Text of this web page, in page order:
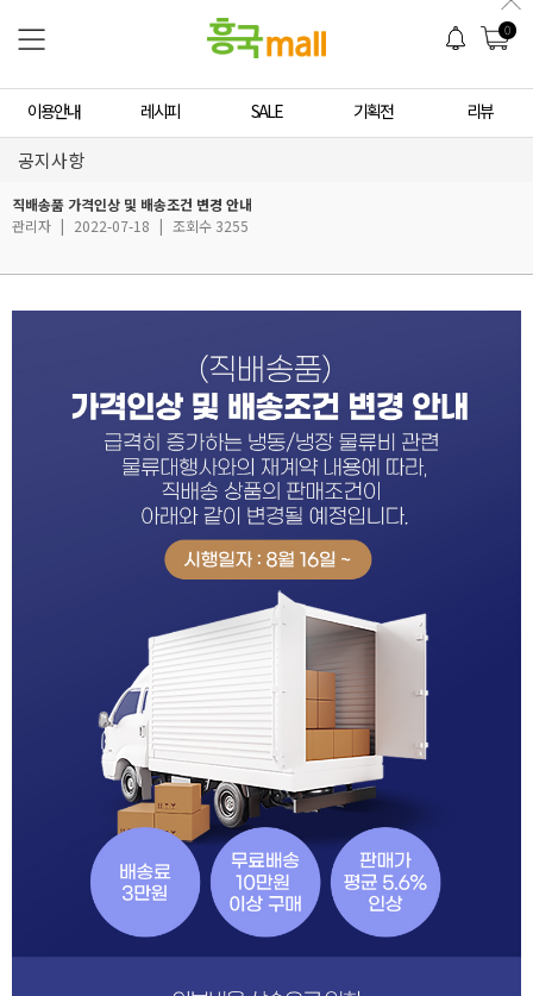
0
이용안내 레시피 SALE 기획전 리뷰
공지사항
직배송품 가격인상 및 배송조건 변경 안내
관리자 | 2022-07-18 | 조회수 3255